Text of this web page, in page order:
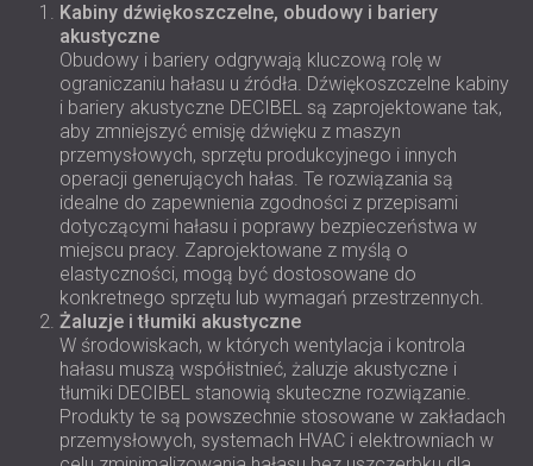
Kabiny dźwiękoszczelne, obudowy i bariery
akustyczne
Obudowy i bariery odgrywają kluczową rolę w
ograniczaniu hałasu u źródła. Dźwiękoszczelne kabiny
i bariery akustyczne DECIBEL są zaprojektowane tak,
aby zmniejszyć emisję dźwięku z maszyn
przemysłowych, sprzętu produkcyjnego i innych
operacji generujących hałas. Te rozwiązania są
idealne do zapewnienia zgodności z przepisami
dotyczącymi hałasu i poprawy bezpieczeństwa w
miejscu pracy. Zaprojektowane z myślą o
elastyczności, mogą być dostosowane do
konkretnego sprzętu lub wymagań przestrzennych.
Żaluzje i tłumiki akustyczne
W środowiskach, w których wentylacja i kontrola
hałasu muszą współistnieć, żaluzje akustyczne i
tłumiki DECIBEL stanowią skuteczne rozwiązanie.
Produkty te są powszechnie stosowane w zakładach
przemysłowych, systemach HVAC i elektrowniach w